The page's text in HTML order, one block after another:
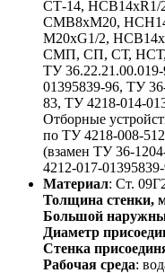
СТ-14,
СМВ8хМ20,
М20хG1/2,
СМП, СП, СТ, НСТ,
ТУ
01395839-96, ТУ
83, ТУ 4218-014-
Отборные
по ТУ 4218-008-
(взамен ТУ 36-
4212-017-
Материал: Ст.
Толщина стенки,
Большой
Диаметр
Стенка
Рабочая среда: